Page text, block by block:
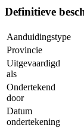
Definitieve
Aanduidingstype
Provincie
Uitgevaardigd
als
Ondertekend
door
Datum
ondertekening